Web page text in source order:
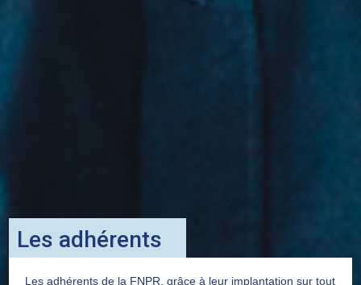
Les adhérents
Les adhérents de la FNPR, grâce à leur implantation sur tout